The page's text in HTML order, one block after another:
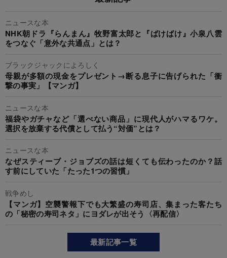
ニュースな本
NHK朝ドラ『らんまん』牧野富太郎と『ばけばけ』小泉八雲
をつなぐ「意外な共通点」とは？
ブラックジャックによろしく
母親が多額の現金をプレゼント→断る息子に告げられた「衝
撃の事実」【マンガ】
ニュースな本
福袋やガチャなど「選べない商品」に現代人がハマるワケ。
選択を放棄する代償として払う“対価”とは？
ニュースな本
なぜスティーブ・ジョブズの話は短くても伝わったのか？話
す前にしていた「たった1つの習慣」
戦争めし
【マンガ】空襲警報下でも大繁盛の寿司店、集まった客たち
の「秘密の寿司ネタ」にヨダレが出そう〈再配信〉
最新記事一覧